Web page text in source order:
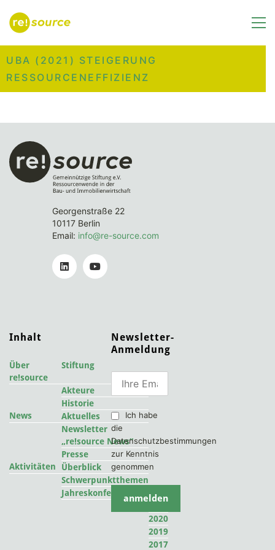
UBA (2021) STEIGERUNG
RESSOURCENEFFIZIENZ
Georgenstraße 22
10117 Berlin
Email: info@re-source.com
Inhalt
Über
re!source
Stiftung
Akteure
Historie
News
Aktuelles
Newsletter
„re!source News“
Presse
Aktivitäten
Überblick
Schwerpunktthemen
Jahreskonferenzen
2022
2020
2019
2017
Newsletter-
Anmeldung
Ich habe
die
Datenschutzbestimmungen
zur Kenntnis
genommen